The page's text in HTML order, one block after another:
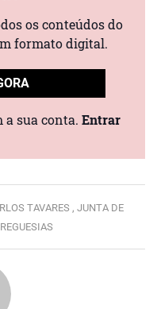
os conteúdos do
formato digital.
a sua conta. Entrar
TAVARES , JUNTA DE